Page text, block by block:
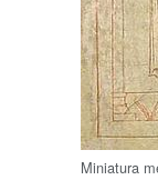
Miniatura